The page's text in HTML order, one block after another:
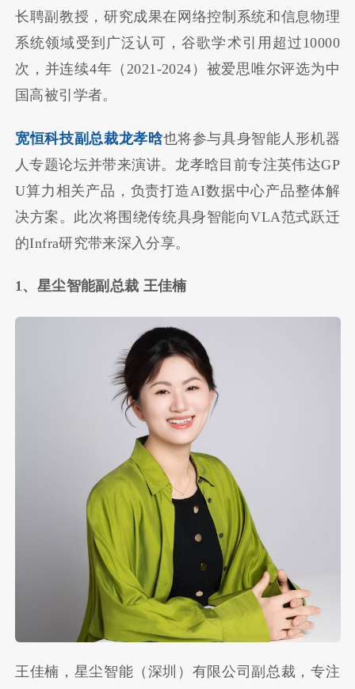
长聘副教授，研究成果在网络控制系统和信息物理
系统领域受到广泛认可，谷歌学术引用超过10000
次，并连续4年（2021-2024）被爱思唯尔评选为中
国高被引学者。
宽恒科技副总裁龙孝晗也将参与具身智能人形机器
人专题论坛并带来演讲。龙孝晗目前专注英伟达GP
U算力相关产品，负责打造AI数据中心产品整体解
决方案。此次将围绕传统具身智能向VLA范式跃迁
的Infra研究带来深入分享。
1、星尘智能副总裁 王佳楠
王佳楠，星尘智能（深圳）有限公司副总裁，专注